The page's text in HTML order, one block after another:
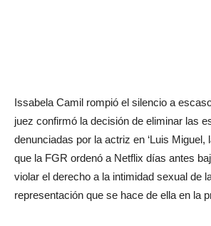
Issabela Camil rompió el silencio a
juez confirmó la decisión de eliminar las
denunciadas por la actriz en ‘Luis Miguel,
que la FGR ordenó a Netflix días antes
violar el derecho a la intimidad sexual de
representación que se hace de ella en la